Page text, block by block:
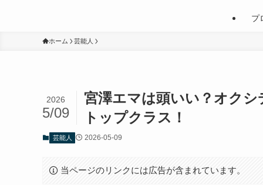
プ
ホーム 芸能人
宮澤エマは頭いい？オク
トップクラス！
2026
5/09
芸能人 2026-05-09
当ページのリンクには広告が含まれています。